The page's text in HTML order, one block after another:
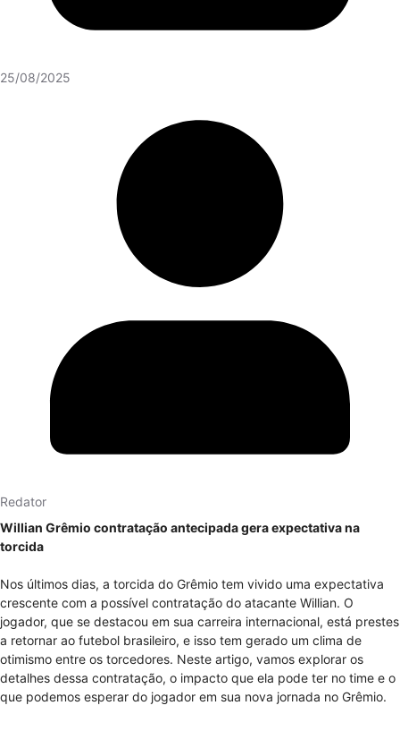
25/08/2025
Redator
Willian Grêmio contratação antecipada gera expectativa na
torcida
Nos últimos dias, a torcida do Grêmio tem vivido uma expectativa
crescente com a possível contratação do atacante Willian. O
jogador, que se destacou em sua carreira internacional, está prestes
a retornar ao futebol brasileiro, e isso tem gerado um clima de
otimismo entre os torcedores. Neste artigo, vamos explorar os
detalhes dessa contratação, o impacto que ela pode ter no time e o
que podemos esperar do jogador em sua nova jornada no Grêmio.